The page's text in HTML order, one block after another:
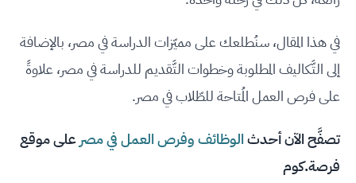
في هذا المقال، سنُطلعك على مميّزات الدراسة في مصر، بالإضافة
إلى التَّكاليف المطلوبة وخطوات التَّقديم للدراسة في مصر، علاوةً
على فرص العمل المُتاحة للطّلاب في مصر.
تصفَّح الآن أحدثالوظائف وفرص العمل في مصر على موقع
فرصة.كوم